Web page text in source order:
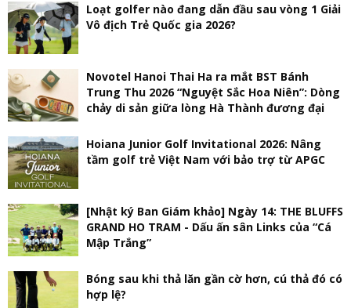
Loạt golfer nào đang dẫn đầu sau vòng 1 Giải
Vô địch Trẻ Quốc gia 2026?
Novotel Hanoi Thai Ha ra mắt BST Bánh
Trung Thu 2026 “Nguyệt Sắc Hoa Niên”: Dòng
chảy di sản giữa lòng Hà Thành đương đại
Hoiana Junior Golf Invitational 2026: Nâng
tầm golf trẻ Việt Nam với bảo trợ từ APGC
[Nhật ký Ban Giám khảo] Ngày 14: THE BLUFFS
GRAND HO TRAM - Dấu ấn sân Links của “Cá
Mập Trắng”
Bóng sau khi thả lăn gần cờ hơn, cú thả đó có
hợp lệ?